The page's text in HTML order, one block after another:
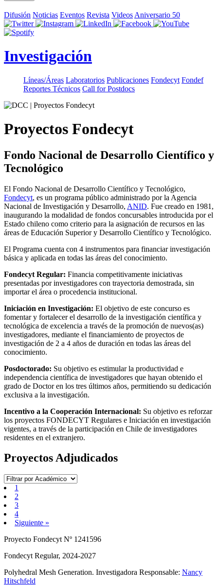
Difusión Noticias Eventos Revista Videos Aniversario 50
Investigación
Líneas/Áreas Laboratorios Publicaciones Fondecyt Fondef
Reportes Técnicos Call for Postdocs
Proyectos Fondecyt
Fondo Nacional de Desarrollo Científico y
Tecnológico
El Fondo Nacional de Desarrollo Científico y Tecnológico,
Fondecyt, es un programa público administrado por la Agencia
Nacional de Investigación y Desarrollo, ANID. Fue creado en 1981,
inaugurando la modalidad de fondos concursables introducida por el
Estado chileno como criterio para la asignación de recursos en las
áreas de Educación Superior y Desarrollo Científico y Tecnológico.
El Programa cuenta con 4 instrumentos para financiar investigación
básica y aplicada en todas las áreas del conocimiento.
Fondecyt Regular: Financia competitivamente iniciativas
presentadas por investigadores con trayectoria demostrada, sin
importar el área o procedencia institucional.
Iniciación en Investigación: El objetivo de este concurso es
fomentar y fortalecer el desarrollo de la investigación científica y
tecnológica de excelencia a través de la promoción de nuevos(as)
investigadores, mediante el financiamiento de proyectos de
investigación de 2 a 4 años de duración en todas las áreas del
conocimiento.
Posdoctorado: Su objetivo es estimular la productividad e
independencia científica de investigadores que hayan obtenido el
grado de Doctor en los tres últimos años, permitiendo su dedicación
exclusiva a la investigación.
Incentivo a la Cooperación Internacional: Su objetivo es reforzar
los proyectos FONDECYT Regulares e Iniciación en investigación
vigentes, a través de la participación en Chile de investigadores
residentes en el extranjero.
Proyectos Adjudicados
1
2
3
4
Siguiente »
Proyecto Fondecyt Nº 1241596
Fondecyt Regular, 2024-2027
Polyhedral Mesh Generation. Investigadora Responsable: Nancy
Hitschfeld